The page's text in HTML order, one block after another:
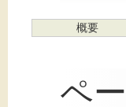
概要
ペ